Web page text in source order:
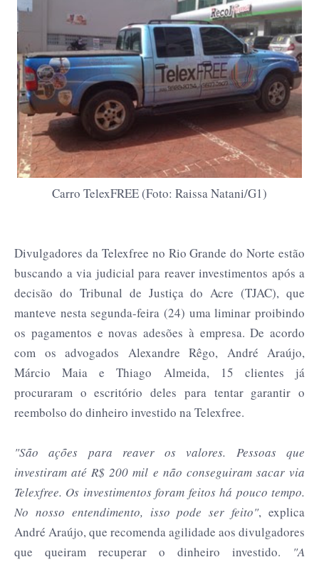
Carro TelexFREE (Foto: Raissa Natani/G1)
Divulgadores da Telexfree no Rio Grande do Norte estão
buscando a via judicial para reaver investimentos após a
decisão do Tribunal de Justiça do Acre (TJAC), que
manteve nesta segunda-feira (24) uma liminar proibindo
os pagamentos e novas adesões à empresa. De acordo
com os advogados Alexandre Rêgo, André Araújo,
Márcio Maia e Thiago Almeida, 15 clientes já
procuraram o escritório deles para tentar garantir o
reembolso do dinheiro investido na Telexfree.
"São ações para reaver os valores. Pessoas que
investiram até R$ 200 mil e não conseguiram sacar via
Telexfree. Os investimentos foram feitos há pouco tempo.
No nosso entendimento, isso pode ser feito", explica
André Araújo, que recomenda agilidade aos divulgadores
que queiram recuperar o dinheiro investido. "A